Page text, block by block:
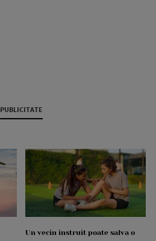
PUBLICITATE
Un vecin instruit poate salva o